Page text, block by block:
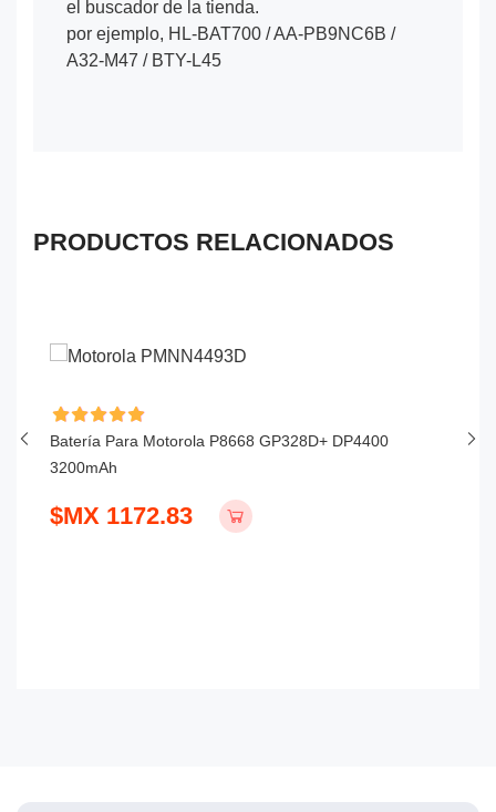
el buscador de la tienda.
por ejemplo, HL-BAT700 / AA-PB9NC6B /
A32-M47 / BTY-L45
PRODUCTOS RELACIONADOS
Batería Para Motorola P8668 GP328D+ DP4400
3200mAh
$MX 1172.83